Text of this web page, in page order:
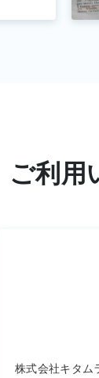
ご利用
株式会社キタム